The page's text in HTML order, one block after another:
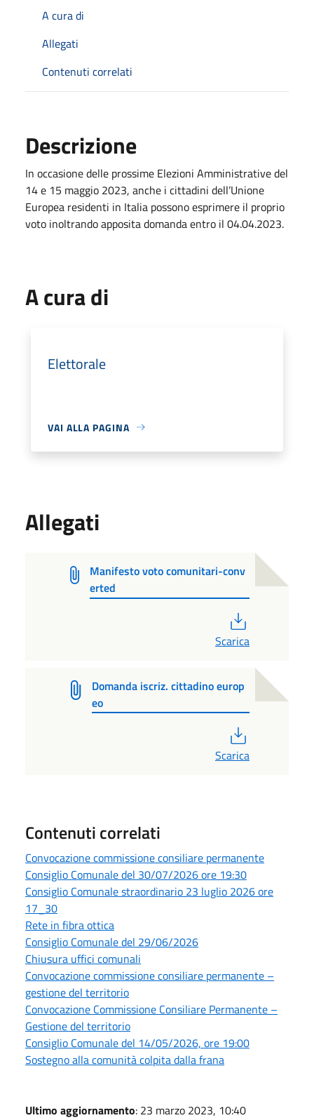
A cura di
Allegati
Contenuti correlati
Descrizione
In occasione delle prossime Elezioni Amministrative del
14 e 15 maggio 2023, anche i cittadini dell’Unione
Europea residenti in Italia possono esprimere il proprio
voto inoltrando apposita domanda entro il 04.04.2023.
A cura di
Elettorale
VAI ALLA PAGINA
Allegati
Manifesto voto comunitari-conv
erted
Scarica
Domanda iscriz. cittadino europ
eo
Scarica
Contenuti correlati
Convocazione commissione consiliare permanente
Consiglio Comunale del 30/07/2026 ore 19:30
Consiglio Comunale straordinario 23 luglio 2026 ore
17_30
Rete in fibra ottica
Consiglio Comunale del 29/06/2026
Chiusura uffici comunali
Convocazione commissione consiliare permanente –
gestione del territorio
Convocazione Commissione Consiliare Permanente –
Gestione del territorio
Consiglio Comunale del 14/05/2026, ore 19:00
Sostegno alla comunità colpita dalla frana
Ultimo aggiornamento: 23 marzo 2023, 10:40